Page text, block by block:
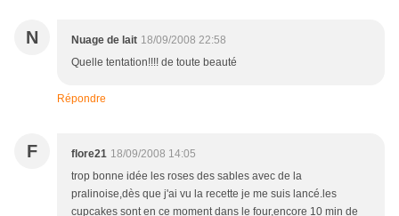
N Nuage de lait 18/09/2008 22:58
Quelle tentation!!!! de toute beauté
Répondre
F flore21 18/09/2008 14:05
trop bonne idée les roses des sables avec de la
pralinoise,dès que j'ai vu la recette je me suis lancé.les
cupcakes sont en ce moment dans le four,encore 10 min de